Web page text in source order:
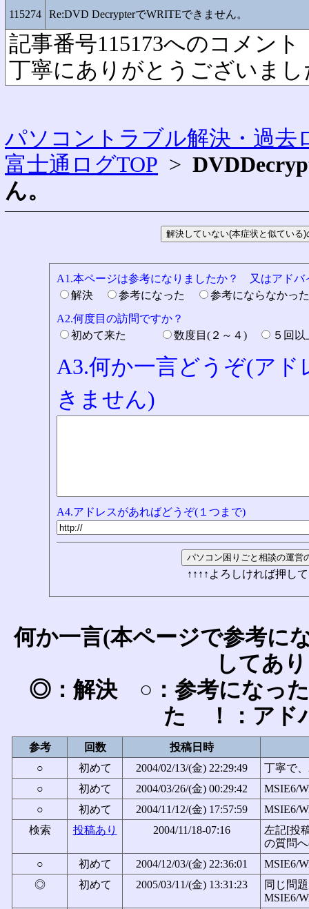
115274 Re:DVD DecrypterでWRITEできません。
記事番号115173へのコメント
丁寧にありがとうございまし
パソコントラブル解決・過去
富士通ログTOP >
ん。
A1.本ページは参考になりましたか？ 又はアドバ
解決
参考になった
参考にならなか
A2.何度目の訪問ですか？
初めて来た
数度目(２～４) ５回
A3.何か一言どうぞ(ア
きません)
A4.アドレスがあればどうぞ(１つまで)
↑↑↑↑よろしければ押し
何か一言(本ページで参考に
してあ
◎：解決 ○：参考になっ
た ！：アド
参考 回数
投稿日時
○
初めて 2004/02/13/(金) 22:29:49
丁寧で
○
初めて 2004/03/26/(金) 00:29:42
MSIE6/
○
初めて 2004/11/12/(金) 17:57:59
MSIE6/
検索
投稿あり 2004/11/18-07:16
左記[投
の質問
○
初めて 2004/12/03/(金) 22:36:01
MSIE6/
◎
初めて 2005/03/11/(金) 13:31:23
同じ問
MSIE6/